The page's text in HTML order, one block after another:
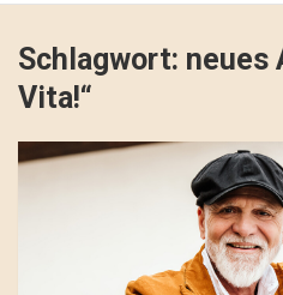
Schlagwort: neues
Vita!“